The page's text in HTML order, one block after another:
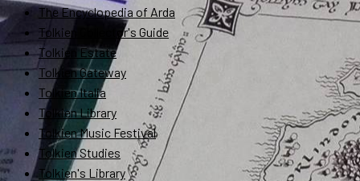
The Encyclopedia of Arda
Tolkien Collector's Guide
Tolkien Estate
Tolkien Gateway
Tolkien Italia
Tolkien Library
Tolkien Music Festival
Tolkien Studies
Tolkien's Library